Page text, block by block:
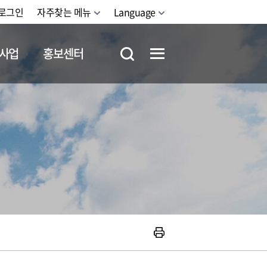
그인 자주찾는 메뉴 Language
업 홍보센터